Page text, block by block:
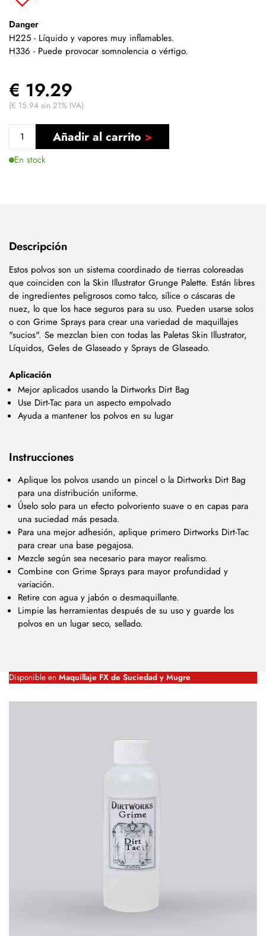
Danger
H225 - Líquido y vapores muy inflamables.
H336 - Puede provocar somnolencia o vértigo.
€ 19.29
(€ 15.94 sin 21% IVA)
Añadir al carrito
En stock
Descripción
Estos polvos son un sistema coordinado de tierras coloreadas
que coinciden con la Skin Illustrator Grunge Palette. Están libres
de ingredientes peligrosos como talco, sílice o cáscaras de
nuez, lo que los hace seguros para su uso. Pueden usarse solos
o con Grime Sprays para crear una variedad de maquillajes
"sucios". Se mezclan bien con todas las Paletas Skin Illustrator,
Líquidos, Geles de Glaseado y Sprays de Glaseado.
Aplicación
Mejor aplicados usando la Dirtworks Dirt Bag
Use Dirt-Tac para un aspecto empolvado
Ayuda a mantener los polvos en su lugar
Instrucciones
Aplique los polvos usando un pincel o la Dirtworks Dirt Bag
para una distribución uniforme.
Úselo solo para un efecto polvoriento suave o en capas para
una suciedad más pesada.
Para una mejor adhesión, aplique primero Dirtworks Dirt-Tac
para crear una base pegajosa.
Mezcle según sea necesario para mayor realismo.
Combine con Grime Sprays para mayor profundidad y
variación.
Retire con agua y jabón o desmaquillante.
Limpie las herramientas después de su uso y guarde los
polvos en un lugar seco, sellado.
Disponible en Maquillaje FX de Suciedad y Mugre